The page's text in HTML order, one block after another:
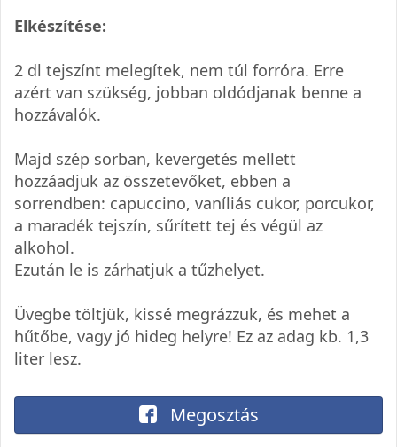
Elkészítése:
2 dl tejszínt melegítek, nem túl forróra. Erre
azért van szükség, jobban oldódjanak benne a
hozzávalók.
Majd szép sorban, kevergetés mellett
hozzáadjuk az összetevőket, ebben a
sorrendben: capuccino, vaníliás cukor, porcukor,
a maradék tejszín, sűrített tej és végül az
alkohol.
Ezután le is zárhatjuk a tűzhelyet.
Üvegbe töltjük, kissé megrázzuk, és mehet a
hűtőbe, vagy jó hideg helyre! Ez az adag kb. 1,3
liter lesz.
Megosztás